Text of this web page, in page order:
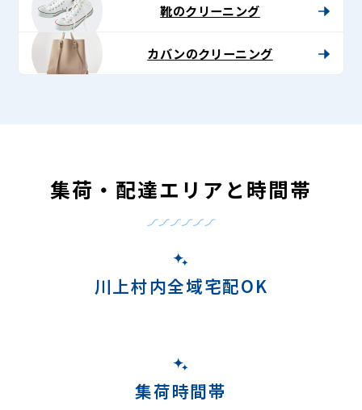
靴のクリーニング
カバンのクリーニング
集荷・配達エリアと時間帯
川上村内全域宅配OK
集荷時間帯